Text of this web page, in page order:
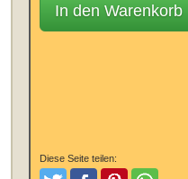
In den Warenkorb
Diese Seite teilen: